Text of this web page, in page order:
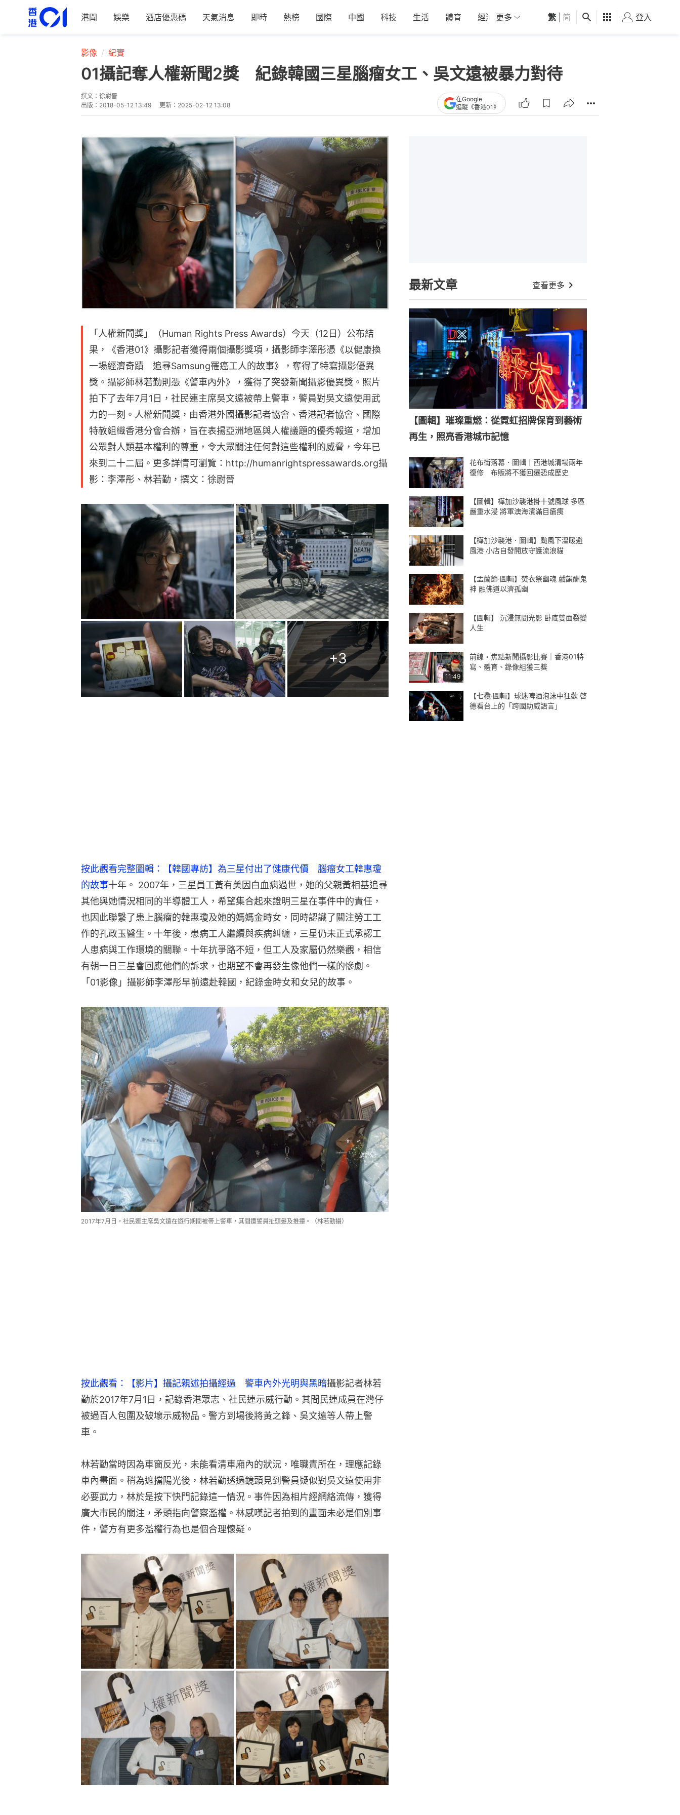
港聞 娛樂 酒店優惠碼 天氣消息 即時 熱榜 國際 中國 科技 生活 體育 經濟 01深圳 觀點 健康 好食玩飛
更多 繁 简 登入
影像 紀實
01攝記奪人權新聞2獎 紀錄韓國三星腦瘤女工、吳文遠被暴力對待
撰文： 徐尉晉
出版： 2018-05-12 13:49 更新： 2025-02-12 13:08
在Google
追蹤《香港01》
「人權新聞獎」（Human Rights Press Awards）今天（12日）公布結
果，《香港01》攝影記者獲得兩個攝影獎項，攝影師李澤彤憑《以健康換
一場經濟奇蹟 追尋Samsung罹癌工人的故事》，奪得了特寫攝影優異
獎。攝影師林若勤則憑《警車內外》，獲得了突發新聞攝影優異獎。照片
拍下了去年7月1日，社民連主席吳文遠被帶上警車，警員對吳文遠使用武
力的一刻。人權新聞獎，由香港外國攝影記者協會、香港記者協會、國際
特赦組織香港分會合辦，旨在表揚亞洲地區與人權議題的優秀報道，增加
公眾對人類基本權利的尊重，令大眾關注任何對這些權利的威脅，今年已
來到二十二屆。更多詳情可瀏覽：http://humanrightspressawards.org攝
影：李澤彤、林若勤，撰文：徐尉晉
+3
按此觀看完整圖輯：【韓國專訪】為三星付出了健康代價　腦瘤女工韓惠瓊
的故事十年。 2007年，三星員工黃有美因白血病過世，她的父親黃相基追尋
其他與她情況相同的半導體工人，希望集合起來證明三星在事件中的責任，
也因此聯繫了患上腦瘤的韓惠瓊及她的媽媽金時女，同時認識了關注勞工工
作的孔政玉醫生。十年後，患病工人繼續與疾病糾纏，三星仍未正式承認工
人患病與工作環境的關聯。十年抗爭路不短，但工人及家屬仍然樂觀，相信
有朝一日三星會回應他們的訴求，也期望不會再發生像他們一樣的慘劇。
「01影像」攝影師李澤彤早前遠赴韓國，紀錄金時女和女兒的故事。
2017年7月日，社民連主席吳文遠在遊行期間被帶上警車，其間遭警員扯頭髮及推撞。（林若勤攝）
按此觀看：【影片】攝記親述拍攝經過　警車內外光明與黑暗攝影記者林若
勤於2017年7月1日，記錄香港眾志、社民連示威行動。其間民連成員在灣仔
被過百人包圍及破壞示威物品。警方到場後將黃之鋒、吳文遠等人帶上警
車。
林若勤當時因為車窗反光，未能看清車廂內的狀況，唯職責所在，理應記錄
車內畫面。稍為遮擋陽光後，林若勤透過鏡頭見到警員疑似對吳文遠使用非
必要武力，林於是按下快門記錄這一情況。事件因為相片經網絡流傳，獲得
廣大市民的關注，矛頭指向警察濫權。林感嘆記者拍到的畫面未必是個別事
件，警方有更多濫權行為也是個合理懷疑。
最新文章 查看更多
【圖輯】璀璨重燃：從霓虹招牌保育到藝術
再生，照亮香港城市記憶
花布街落幕．圖輯｜西港城清場兩年
復修 布販將不獲回遷恐成歷史
【圖輯】樺加沙襲港掛十號風球 多區
嚴重水浸 將軍澳海濱滿目瘡痍
【樺加沙襲港．圖輯】颱風下溫暖避
風港 小店自發開放守護流浪貓
【盂蘭節·圖輯】焚衣祭幽魂 戲韻酬鬼
神 融佛道以濟孤幽
【圖輯】 沉浸無間光影 卧底雙面裂變
人生
11:49
前線・焦點新聞攝影比賽｜香港01特
寫、體育、錄像組獲三獎
【七欖·圖輯】球迷啤酒泡沫中狂歡 啓
德看台上的「跨國助威語言」